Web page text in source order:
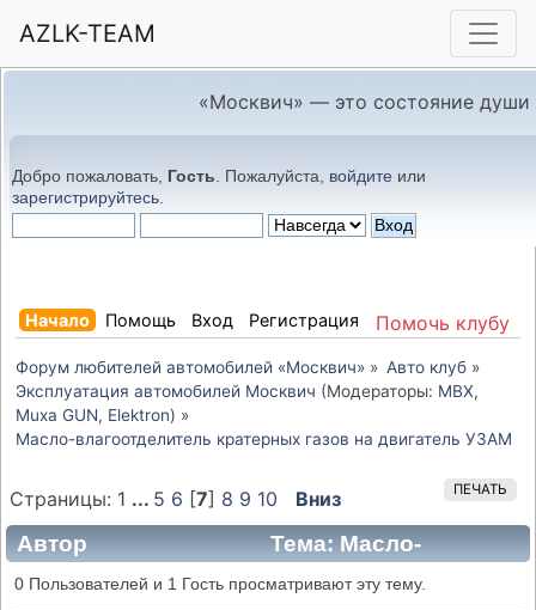
AZLK-TEAM
«Москвич» — это состояние души
Добро пожаловать, Гость . Пожалуйста, войдите или
зарегистрируйтесь
Помочь клубу
Начало Помощь Вход Регистрация
Форум любителей автомобилей «Москвич» » Авто клуб»
Эксплуатация автомобилей Москвич (Модераторы: MBX,
Muxa GUN, Elektron) »
Масло-влагоотделитель кратерных газов на двигатель УЗАМ
ПЕЧАТЬ
Страницы: 1 ... 5 6 [7] 8 9 10 Вниз
Автор
Тема: Масло-
влагоотделитель кратерных газов на
0 Пользователей и 1 Гость просматривают эту тему.